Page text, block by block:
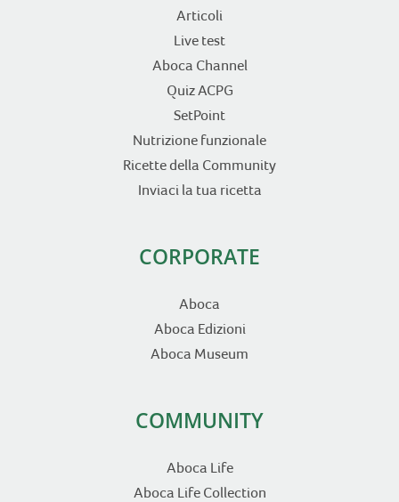
Articoli
Live test
Aboca Channel
Quiz ACPG
SetPoint
Nutrizione funzionale
Ricette della Community
Inviaci la tua ricetta
CORPORATE
Aboca
Aboca Edizioni
Aboca Museum
COMMUNITY
Aboca Life
Aboca Life Collection